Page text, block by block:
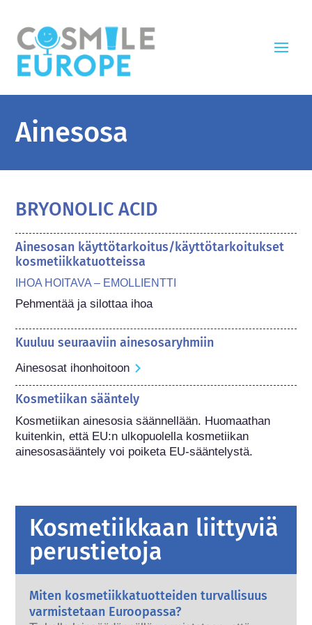
Ainesosa
BRYONOLIC ACID
Ainesosan käyttötarkoitus/käyttötarkoitukset
kosmetiikkatuotteissa
IHOA HOITAVA – EMOLLIENTTI
Pehmentää ja silottaa ihoa
Kuuluu seuraaviin ainesosaryhmiin
Ainesosat ihonhoitoon
Kosmetiikan sääntely
Kosmetiikan ainesosia säännellään. Huomaathan
kuitenkin, että EU:n ulkopuolella kosmetiikan
ainesosasääntely voi poiketa EU-sääntelystä.
Kosmetiikkaan liittyviä
perustietoja
Miten kosmetiikkatuotteiden turvallisuus
varmistetaan Euroopassa?